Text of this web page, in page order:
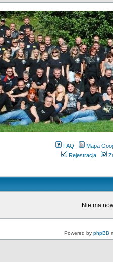
FAQ
Mapa
Rejestracja
Nie ma
Powered by phpBB